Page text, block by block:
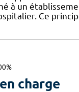
à un
Ce
charge